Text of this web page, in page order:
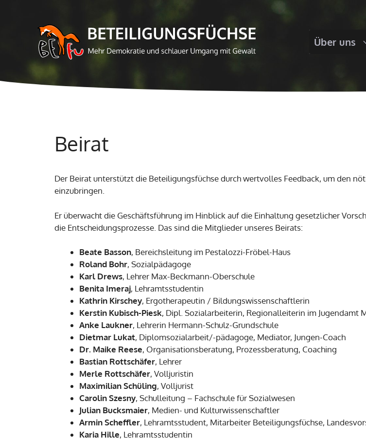
Über uns
Beirat
Der Beirat unterstützt die Beteiligungsfüchse durch wertvolles Feedback, um den
einzubringen.
Er überwacht die Geschäftsführung im Hinblick auf die Einhaltung gesetzlicher
die Entscheidungsprozesse. Das sind die Mitglieder unseres Beirats:
Beate Basson, Bereichsleitung im Pestalozzi-Fröbel-Haus
Roland Bohr, Sozialpädagoge
Karl Drews, Lehrer Max-Beckmann-Oberschule
Benita Imeraj, Lehramtsstudentin
Kathrin Kirschey, Ergotherapeutin / Bildungswissenschaftlerin
Kerstin Kubisch-Piesk, Dipl. Sozialarbeiterin, Regionalleiterin im Jugendamt
Anke Laukner, Lehrerin Hermann-Schulz-Grundschule
Dietmar Lukat, Diplomsozialarbeit/-pädagoge, Mediator, Jungen-Coach
Dr. Maike Reese, Organisationsberatung, Prozessberatung, Coaching
Bastian Rottschäfer, Lehrer
Merle Rottschäfer, Volljuristin
Maximilian Schüling, Volljurist
Carolin Szesny, Schulleitung – Fachschule für Sozialwesen
Julian Bucksmaier, Medien- und Kulturwissenschaftler
Armin Scheffler, Lehramtsstudent, Mitarbeiter Beteiligungsfüchse,
Karia Hille, Lehramtsstudentin